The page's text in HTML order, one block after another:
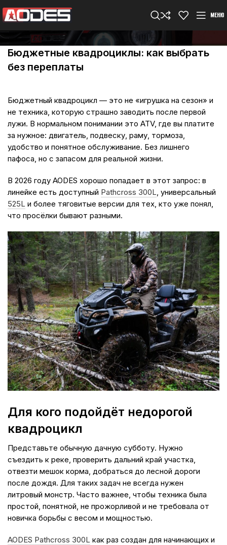
МЕНЮ
Бюджетные квадроциклы: как выбрать
без переплаты
Бюджетный квадроцикл — это не «игрушка на сезон» и
не техника, которую страшно заводить после первой
лужи. В нормальном понимании это ATV, где вы платите
за нужное: двигатель, подвеску, раму, тормоза,
удобство и понятное обслуживание. Без лишнего
пафоса, но с запасом для реальной жизни.
В 2026 году AODES хорошо попадает в этот запрос: в
линейке есть доступный Pathcross 300L, универсальный
525L и более тяговитые версии для тех, кто уже понял,
что просёлки бывают разными.
Для кого подойдёт недорогой
квадроцикл
Представьте обычную дачную субботу. Нужно
съездить к реке, проверить дальний край участка,
отвезти мешок корма, добраться до лесной дороги
после дождя. Для таких задач не всегда нужен
литровый монстр. Часто важнее, чтобы техника была
простой, понятной, не прожорливой и не требовала от
новичка борьбы с весом и мощностью.
AODES Pathcross 300L как раз создан для начинающих и